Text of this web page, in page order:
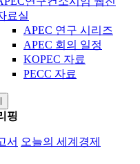
료실
APEC 연구 시리즈
APEC 회의 일정
KOPEC 자료
PECC 자료
핑
서 오늘의 세계경제